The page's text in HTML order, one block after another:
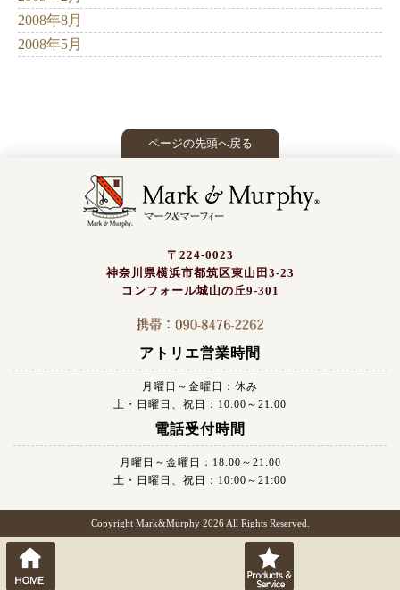
2008年8月
2008年5月
ページの先頭へ戻る
〒224-0023
神奈川県横浜市都筑区東山田3-23
コンフォール城山の丘9-301
アトリエ営業時間
月曜日～金曜日：休み
土・日曜日、祝日：10:00～21:00
電話受付時間
月曜日～金曜日：18:00～21:00
土・日曜日、祝日：10:00～21:00
Copyright Mark&Murphy 2026 All Rights Reserved.